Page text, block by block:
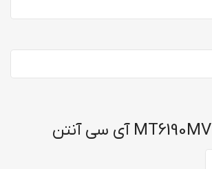
MT6190MV آی سی آنتن